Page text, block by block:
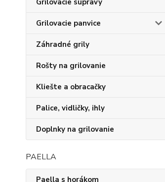
Grilovacie súpravy
Grilovacie panvice
Záhradné grily
Rošty na grilovanie
Kliešte a obracačky
Palice, vidličky, ihly
Doplnky na grilovanie
PAELLA
Paella s horákom